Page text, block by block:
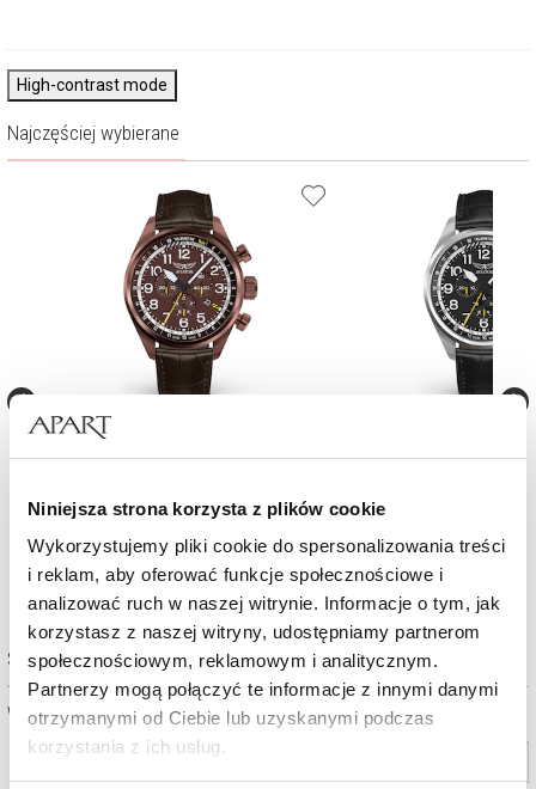
Niniejsza strona korzysta z plików cookie
Wykorzystujemy pliki cookie do spersonalizowania treści
i reklam, aby oferować funkcje społecznościowe i
analizować ruch w naszej witrynie. Informacje o tym, jak
korzystasz z naszej witryny, udostępniamy partnerom
społecznościowym, reklamowym i analitycznym.
Partnerzy mogą połączyć te informacje z innymi danymi
otrzymanymi od Ciebie lub uzyskanymi podczas
korzystania z ich usług.
High-contrast mode
Najczęściej wybierane
Zegarek męski Aviator Airacobra P45
Chrono
2 590zł
Chrono
2 350
Sprawdź dostępność w salonie
Wybierz miasto lub salon
Wybierz miasto